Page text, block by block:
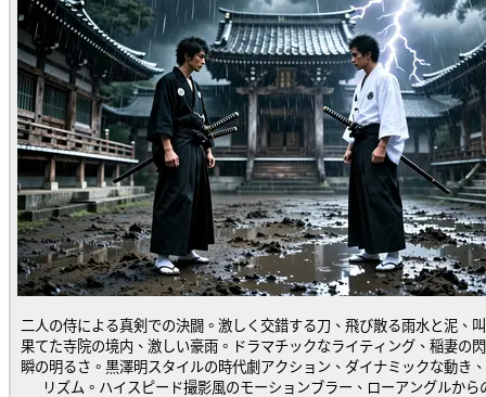
二人の侍による真剣での決闘。激しく交錯する刀、飛び散る雨水と泥、
果てた寺院の境内、激しい豪雨。ドラマチックなライティング、稲妻の
瞬の明るさ。黒澤明スタイルの時代劇アクション、ダイナミックな動き
リズム。ハイスピード撮影風のモーションブラー、ローアングルから